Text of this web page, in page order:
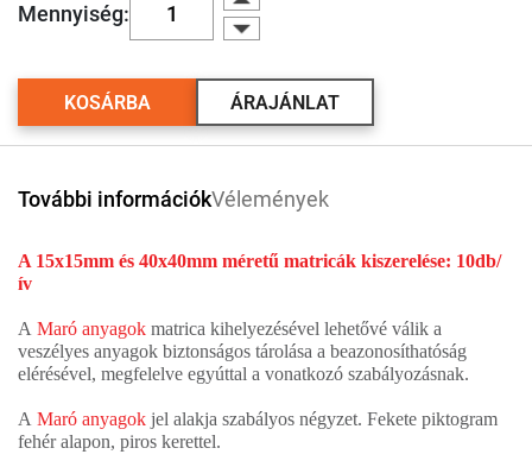
Mennyiség:
KOSÁRBA ÁRAJÁNLAT
További információkVélemények
A 15x15mm és 40x40mm méretű matricák kiszerelése: 10db/
ív
A Maró anyagok matrica kihelyezésével lehetővé válik a
veszélyes anyagok biztonságos tárolása a beazonosíthatóság
elérésével, megfelelve egyúttal a vonatkozó szabályozásnak.
A Maró anyagok jel alakja szabályos négyzet. Fekete piktogram
fehér alapon, piros kerettel.